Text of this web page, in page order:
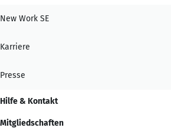
New Work SE
Karriere
Presse
Hilfe & Kontakt
Mitgliedschaften